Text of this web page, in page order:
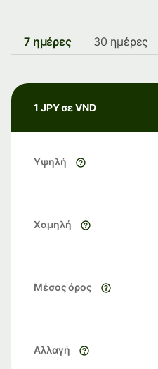
7 ημέρες 30 ημέρες
1 JPY σε VND
Υψηλή
Χαμηλή
Μέσος όρος
Αλλαγή